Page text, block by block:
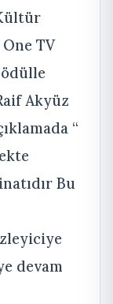
TV
ödülle
Akyüz
“
Bu
devam